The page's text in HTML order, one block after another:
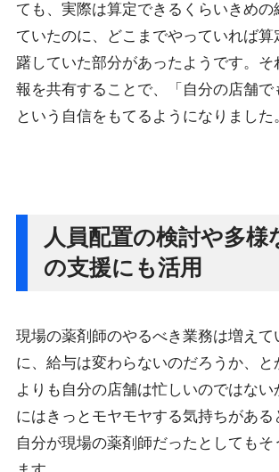
ても、実際は算定できるくらいきめの
ていたのに、どこまでやっていれば算
躇していた部分があったようです。そ
報を共有することで、「自分の店舗で
という自信をもてるようになりました
人員配置の検討や多様
の支援にも活用
現場の薬剤師のやるべき業務は増えて
に、給与は変わらないのだろうか、と
よりも自分の店舗は忙しいのではな
にはきっとモヤモヤする気持ちがある
自分が現場の薬剤師だったとしてもそ